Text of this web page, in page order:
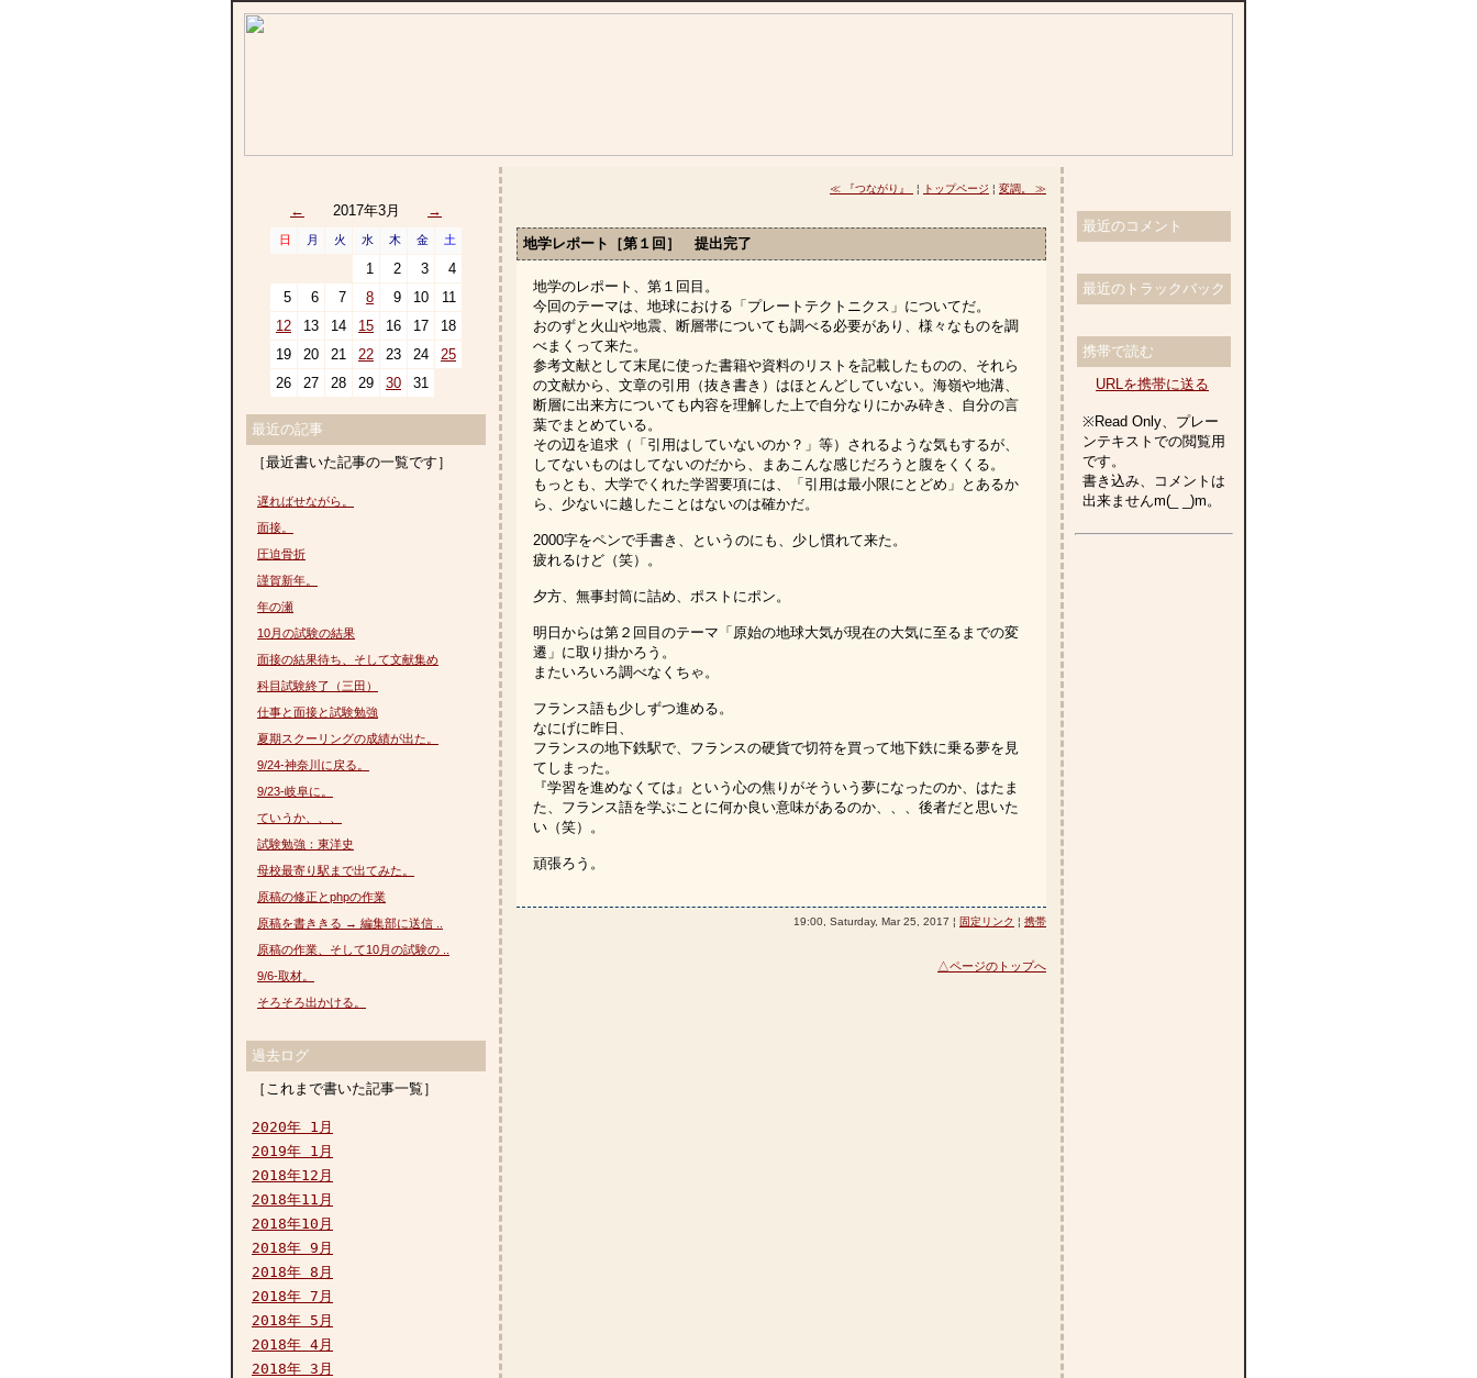
← 2017年3月 →
日 月 火 水 木 金 土
1 2 3
4
5
6 7 8 9 10
11
12
13 14 15 16 17
18
19
20 21 22 23 24
25
26
27 28 29 30 31
最近の記事
［最近書いた記事の一覧です］
遅ればせながら。
面接。
圧迫骨折
謹賀新年。
年の瀬
10月の試験の結果
面接の結果待ち、そして文献集め
科目試験終了（三田）
仕事と面接と試験勉強
夏期スクーリングの成績が出た。
9/24-神奈川に戻る。
9/23-岐阜に。
ていうか、、、
試験勉強：東洋史
母校最寄り駅まで出てみた。
原稿の修正とphpの作業
原稿を書ききる → 編集部に送信 ..
原稿の作業、そして10月の試験の ..
9/6-取材。
そろそろ出かける。
過去ログ
［これまで書いた記事一覧］
2020年 1月
2019年 1月
2018年12月
2018年11月
2018年10月
2018年 9月
2018年 8月
2018年 7月
2018年 5月
2018年 4月
2018年 3月
≪ 『つながり』 ¦ トップページ ¦ 変調。 ≫
地学レポート［第１回］ 提出完了
地学のレポート、第１回目。
今回のテーマは、地球における「プレートテクトニクス」についてだ。
おのずと火山や地震、断層帯についても調べる必要があり、様々なものを調
べまくって来た。
参考文献として末尾に使った書籍や資料のリストを記載したものの、それら
の文献から、文章の引用（抜き書き）はほとんどしていない。海嶺や地溝、
断層に出来方についても内容を理解した上で自分なりにかみ砕き、自分の言
葉でまとめている。
その辺を追求（「引用はしていないのか？」等）されるような気もするが、
してないものはしてないのだから、まあこんな感じだろうと腹をくくる。
もっとも、大学でくれた学習要項には、「引用は最小限にとどめ」とあるか
ら、少ないに越したことはないのは確かだ。
2000字をペンで手書き、というのにも、少し慣れて来た。
疲れるけど（笑）。
夕方、無事封筒に詰め、ポストにポン。
明日からは第２回目のテーマ「原始の地球大気が現在の大気に至るまでの変
遷」に取り掛かろう。
またいろいろ調べなくちゃ。
フランス語も少しずつ進める。
なにげに昨日、
フランスの地下鉄駅で、フランスの硬貨で切符を買って地下鉄に乗る夢を見
てしまった。
『学習を進めなくては』という心の焦りがそういう夢になったのか、はたま
た、フランス語を学ぶことに何か良い意味があるのか、、、後者だと思いた
い（笑）。
頑張ろう。
19:00, Saturday, Mar 25, 2017 ¦ 固定リンク ¦ 携帯
△ページのトップへ
最近のコメント
最近のトラックバック
携帯で読む
URLを携帯に送る
※Read Only、プレー
ンテキストでの閲覧用
です。
書き込み、コメントは
出来ませんm(_ _)m。